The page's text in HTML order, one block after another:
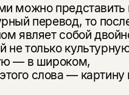
можно представить
перевод, то
являет собой
не только
— в широком,
слова —